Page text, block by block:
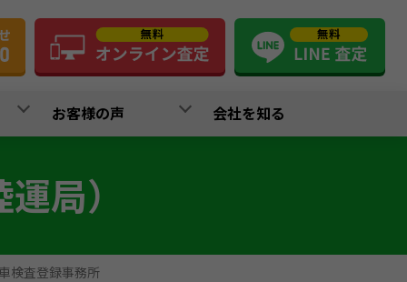
お客様の声 会社を知る
局）
検査登録事務所